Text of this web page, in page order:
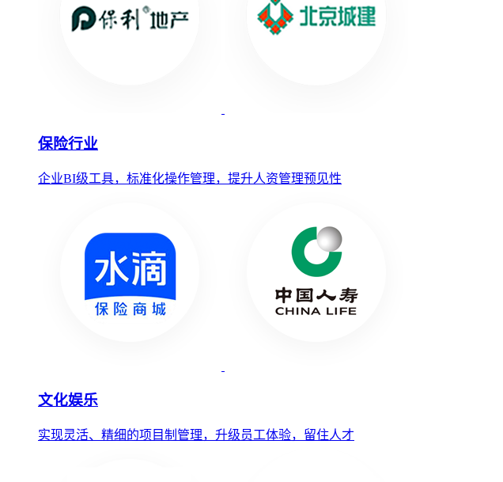
保险行业
企业BI级工具，标准化操作管理，提升人资管理预见性
文化娱乐
实现灵活、精细的项目制管理，升级员工体验，留住人才